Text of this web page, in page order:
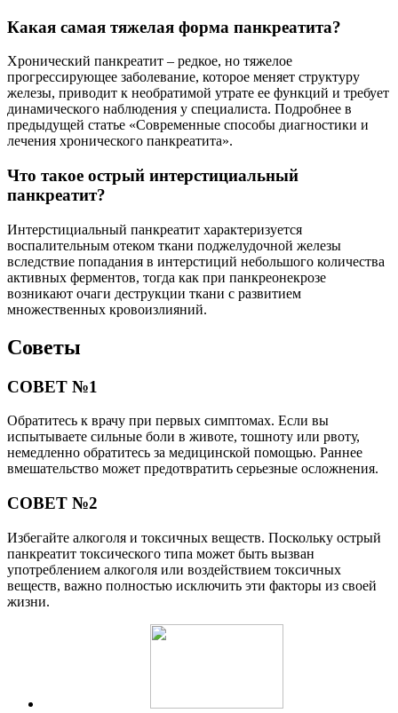
Какая самая тяжелая форма панкреатита?
Хронический панкреатит – редкое, но тяжелое
прогрессирующее заболевание, которое меняет структуру
железы, приводит к необратимой утрате ее функций и требует
динамического наблюдения у специалиста. Подробнее в
предыдущей статье «Современные способы диагностики и
лечения хронического панкреатита».
Что такое острый интерстициальный
панкреатит?
Интерстициальный панкреатит характеризуется
воспалительным отеком ткани поджелудочной железы
вследствие попадания в интерстиций небольшого количества
активных ферментов, тогда как при панкреонекрозе
возникают очаги деструкции ткани с развитием
множественных кровоизлияний.
Советы
СОВЕТ №1
Обратитесь к врачу при первых симптомах. Если вы
испытываете сильные боли в животе, тошноту или рвоту,
немедленно обратитесь за медицинской помощью. Раннее
вмешательство может предотвратить серьезные осложнения.
СОВЕТ №2
Избегайте алкоголя и токсичных веществ. Поскольку острый
панкреатит токсического типа может быть вызван
употреблением алкоголя или воздействием токсичных
веществ, важно полностью исключить эти факторы из своей
жизни.